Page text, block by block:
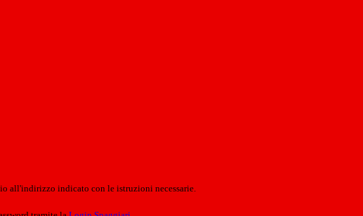
all'indirizzo indicato con le istruzioni necessarie.